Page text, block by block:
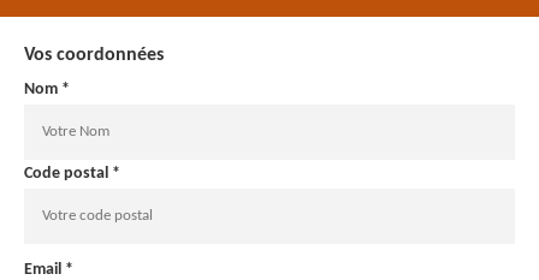
Vos coordonnées
Nom *
Code postal *
Email *